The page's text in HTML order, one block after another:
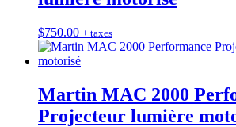
$750.00 + taxes
Martin MAC 2000
Projecteur lumière